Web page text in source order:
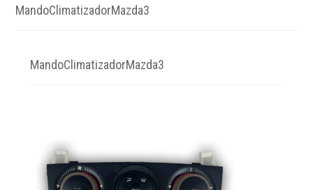
MandoClimatizadorMazda3
MandoClimatizadorMazda3